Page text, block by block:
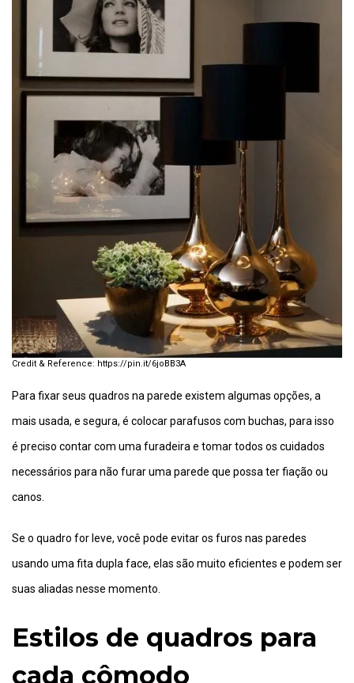
https://pin.it/6joBB3A
Para fixar seus quadros na parede existem algumas opções, a
mais usada, e segura, é colocar parafusos com buchas, para isso
é preciso contar com uma furadeira e tomar todos os cuidados
necessários para não furar uma parede que possa ter fiação ou
canos.
Se o quadro for leve, você pode evitar os furos nas paredes
usando uma fita dupla face, elas são muito eficientes e podem ser
suas aliadas nesse momento.
Estilos de quadros para
cada cômodo